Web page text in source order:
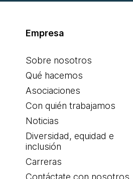
Empresa
Sobre nosotros
Qué hacemos
Asociaciones
Con quién trabajamos
Noticias
Diversidad, equidad e
inclusión
Carreras
Contáctate con nosotros